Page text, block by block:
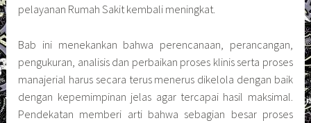
pelayanan Rumah Sakit kembali meningkat.
Bab ini menekankan bahwa perencanaan, perancangan,
pengukuran, analisis dan perbaikan proses klinis serta proses
manajerial harus secara terus menerus dikelola dengan baik
dengan kepemimpinan jelas agar tercapai hasil maksimal.
Pendekatan memberi arti bahwa sebagian besar proses